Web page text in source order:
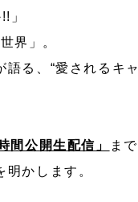
」
界」。
る、“愛されるキ
間公開生配信」
ま
かします。